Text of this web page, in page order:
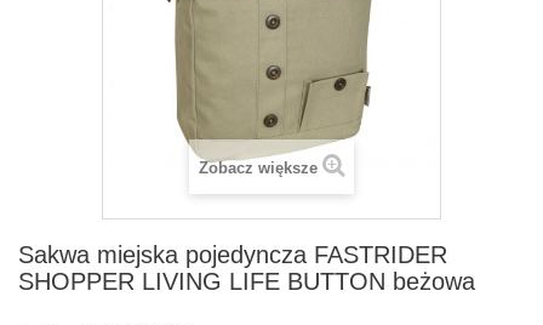
Zobacz większe
Sakwa miejska pojedyncza FASTRIDER
SHOPPER LIVING LIFE BUTTON beżowa